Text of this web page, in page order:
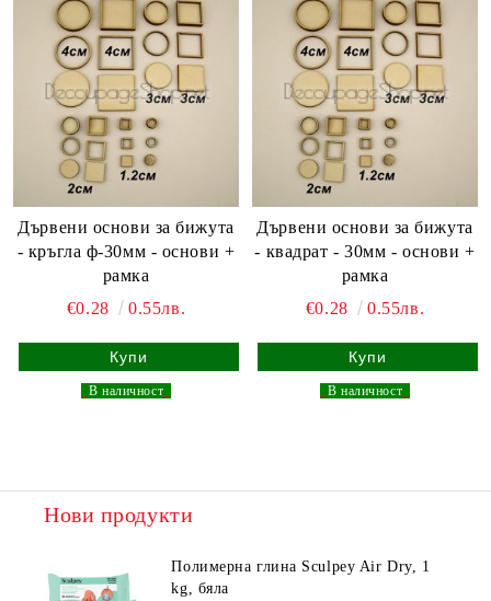
Дървени основи за бижута
- кръгла ф-30мм - основи +
рамка
€0.28
0.55лв.
В наличност
Дървени основи за бижута
- квадрат - 30мм - основи +
рамка
€0.28
0.55лв.
В наличност
Нови продукти
Полимерна глина Sculpey Air Dry, 1
kg, бяла